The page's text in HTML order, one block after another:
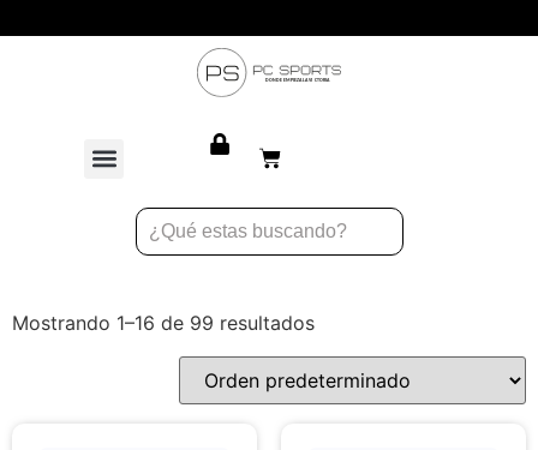
Mostrando 1–16 de 99 resultados